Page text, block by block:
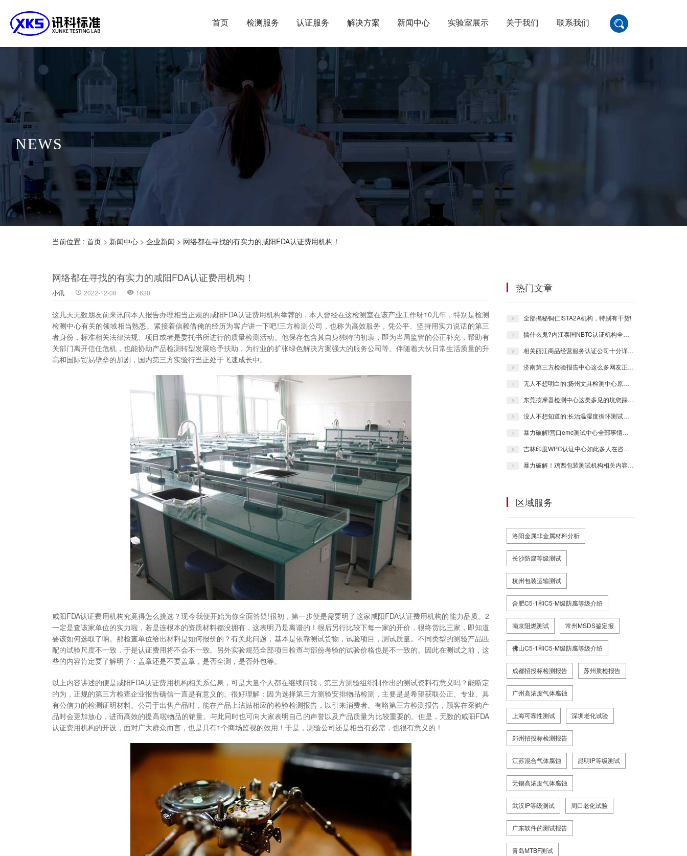
首页 检测服务 认证服务 解决方案 新闻中心 实验室展示 关于我们 联系我们
NEWS
当前位置 : 首页 > 新闻中心 > 企业新闻 > 网络都在寻找的有实力的咸阳FDA认证费用机构！
网络都在寻找的有实力的咸阳FDA认证费用机构！
小讯 2022-12-08 1620
这几天无数朋友前来讯问本人报告办理相当正规的咸阳FDA认证费用机构举荐的，本人曾经在这检测室在该产业工作呀10几年，特别是检测
检测中心有关的领域相当熟悉。紧接着信赖借俺的经历为客户讲一下吧!三方检测公司，也称为高效服务，凭公平、坚持用实力说话的第三
者身份，标准相关法律法规、项目或者是委托书所进行的质量检测活动。他保存包含其自身独特的初衷，即为当局监管的公正补充，帮助有
关部门离开信任危机，也能协助产品检测转型发展给予扶助，为行业的扩张绿色解决方案强大的服务公司等。伴随着大伙日常生活质量的升
高和国际贸易壁垒的加剧，国内第三方实验行当正处于飞速成长中。
咸阳FDA认证费用机构究竟得怎么挑选？现今我便开始为你全面答疑!很初，第一步便是需要明了这家咸阳FDA认证费用机构的能力品质。2
一定是查该家单位的实力啦，若是连根本的资质材料都没拥有，这表明乃是离谱的！很后另行比较下每一家的开价，很终货比三家，即知道
要该如何选取了呐。那检查单位给出材料是如何报价的？有关此问题，基本是依靠测试货物，试验项目，测试质量。不同类型的测验产品匹
配的试验尺度不一致，于是认证费用将不会不一致。另外实验规范全部项目检查与部份考验的试验价格也是不一致的。因此在测试之前，这
些的内容肯定要了解明了：盖章还是不要盖章，是否全测，是否外包等。
以上内容讲述的便是咸阳FDA认证费用机构相关系信息，可是大量个人都在继续问我，第三方测验组织制作出的测试资料有意义吗？能断定
的为，正规的第三方检查企业报告确信一直是有意义的。很好理解：因为选择第三方测验安排物品检测，主要是是希望获取公正、专业、具
有公信力的检测证明材料。公司于出售产品时，能在产品上沾贴相应的检验检测报告，以引来消费者。有咯第三方检测报告，顾客在采购产
品时会更加放心，进而高效的提高啦物品的销量。与此同时也可向大家表明自己的声誉以及产品质量为比较重要的。但是，无数的咸阳FDA
认证费用机构的开设，面对广大群众而言，也是具有1个商场监视的效用！于是，测验公司还是相当有必需，也很有意义的！
热门文章
全部揭秘铜仁ISTA2A机构，特别有干货!
搞什么鬼?内江泰国NBTC认证机构全部都不都是你们联想的那样!
相关丽江商品经营服务认证公司十分详细的信息均在本站了呐！
济南第三方检验报告中心这么多网友正在咨询，大伙果真不会来观察一下!
无人不想明白的:扬州文具检测中心原来会有如此多考究!
东莞按摩器检测中心这类多见的坑您踩了呢吗？
没人不想知道的:长治温湿度循环测试机构原来会有这般详细猜测！
暴力破解!营口emc测试中心全部事情一一领您知晓！
吉林印度WPC认证中心如此多人在咨询，各位确定不会来浏览一会!
暴力破解！鸡西包装测试机构相关内容一一为您知晓！
区域服务
洛阳金属非金属材料分析
长沙防腐等级测试
杭州包装运输测试
合肥C5-1和C5-M级防腐等级介绍
南京阻燃测试 常州MSDS鉴定报
佛山C5-1和C5-M级防腐等级介绍
成都招投标检测报告 苏州质检报告
广州高浓度气体腐蚀
上海可靠性测试 深圳老化试验
郑州招投标检测报告
江苏混合气体腐蚀 昆明IP等级测试
无锡高浓度气体腐蚀
武汉IP等级测试 周口老化试验
广东软件的测试报告
青岛MTBF测试